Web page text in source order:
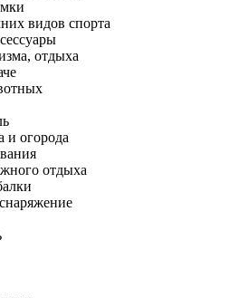
видов спорта
отдыха
и огорода
отдыха